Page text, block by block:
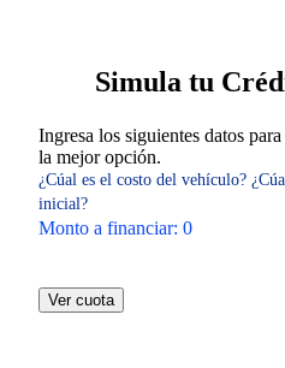
Simula tu
Ingresa los siguientes datos
la mejor opción.
¿Cúal es el costo del vehículo?
inicial?
Monto a financiar: 0
Ver cuota